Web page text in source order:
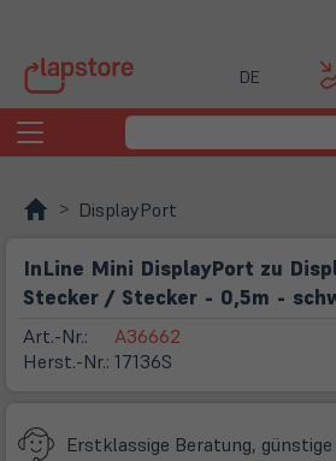
DE
Toggle
navigation
DisplayPort
InLine Mini DisplayPort zu
Stecker / Stecker - 0,5m -
Art.-Nr.:
Herst.-Nr.:
A36662
17136S
Erstklassige Beratung, günstige